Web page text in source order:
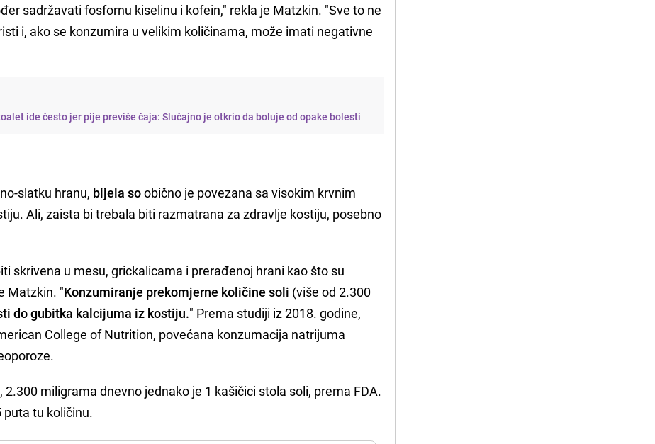
sadržavati fosfornu kiselinu i kofein," rekla je Matzkin. "Sve to ne
i, ako se konzumira u velikim količinama, može imati negativne
ide često jer pije previše čaja: Slučajno je otkrio da boluje od opake bolesti
slatku hranu, bijela soobično je povezana sa visokim krvnim
Ali, zaista bi trebala biti razmatrana za zdravlje kostiju, posebno
skrivena u mesu, grickalicama i prerađenoj hrani kao što su
Matzkin. "Konzumiranje prekomjerne količine soli (više od 2.300
do gubitka kalcijuma iz kostiju." Prema studiji iz 2018. godine,
College of Nutrition, povećana konzumacija natrijuma
miligrama dnevno jednako je 1 kašičici stola soli, prema FDA.
puta tu količinu.